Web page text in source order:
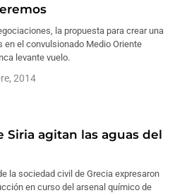
la propuesta para crear una
en el convulsionado Medio Oriente
levante vuelo.
2014
Siria agitan las aguas del
la sociedad civil de Grecia expresaron
en curso del arsenal químico de